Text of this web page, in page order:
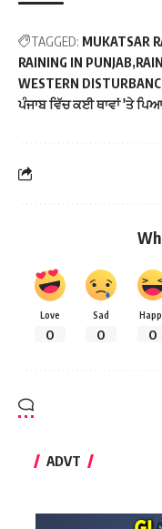
TAGGED: MUKATSAR
RAINING IN PUNJAB
WESTERN
ਪੰਜਾਬ ਵਿੱਚ ਕਈ ਥਾਵਾਂ 'ਤੇ
Love
0
Sad
0 0
ADVT